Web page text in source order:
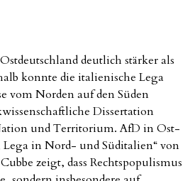
deutlich stärker als
konnte die italienische Lega
vom Norden auf den Süden
Dissertation
und Territorium. AfD in Ost-
Lega in Nord- und Süditalien“ von
zeigt, dass Rechtspopulismus